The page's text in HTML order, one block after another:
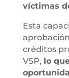
víctimas
Esta
créditos
VSP, lo